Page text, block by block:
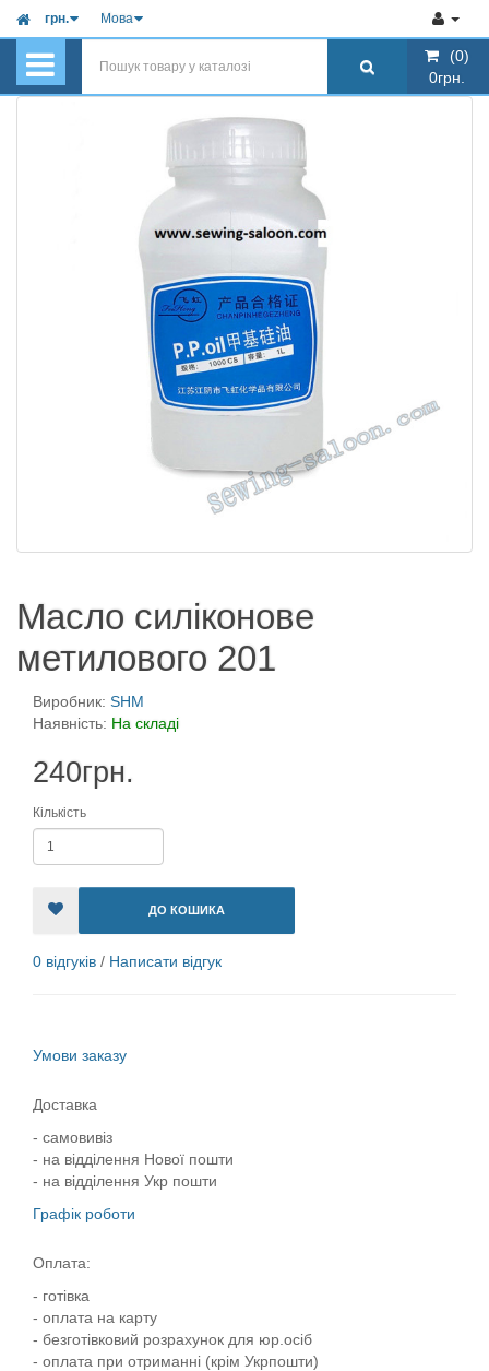
грн. Мова
0грн.
(0)
0грн.
Масло силіконове
метилового 201
Виробник: SHM
Наявність: На складі
240грн.
Кількість
ДО КОШИКА
0 відгуків / Написати відгук
Умови заказу
Доставка
- самовивіз
- на відділення Нової пошти
- на відділення Укр пошти
Графік роботи
Оплата:
- готівка
- оплата на карту
- безготівковий розрахунок для юр.осіб
- оплата при отриманні (крім Укрпошти)